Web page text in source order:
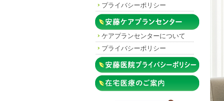
プライバシーポリシー
安藤ケアプランセンター
ケアプランセンターについて
プライバシーポリシー
安藤医院プライバシーポリシー
在宅診療のご案内